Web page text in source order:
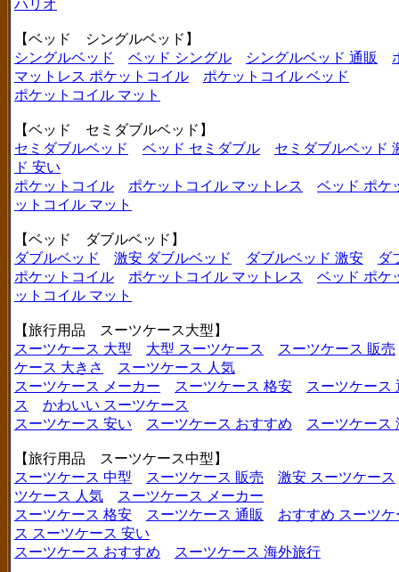
ハリオ
【ベッド シングルベッド】
シングルベッド
ベッド シングル シングルベッド 通販
マットレス ポケットコイル
ポケットコイル ベッド
ポケットコイル マット
【ベッド セミダブルベッド】
セミダブルベッド
ベッド セミダブル
セミダブルベッド
ド 安い
ポケットコイル
ポケットコイル マットレス
ベッド ポケ
ットコイル マット
【ベッド ダブルベッド】
ダブルベッド
激安 ダブルベッド ダブルベッド 激安
ダ
ポケットコイル
ポケットコイル マットレス
ベッド ポケ
ットコイル マット
【旅行用品 スーツケース大型】
スーツケース 大型
大型 スーツケース
スーツケース 販売
ケース 大きさ
スーツケース 人気
スーツケース メーカー
スーツケース 格安
スーツケース
ス
かわいい スーツケース
スーツケース 安い
スーツケース おすすめ スーツケース
【旅行用品 スーツケース中型】
スーツケース 中型
スーツケース 販売
激安 スーツケース
ツケース 人気
スーツケース メーカー
スーツケース 格安
スーツケース 通販
おすすめ スーツケ
ス スーツケース 安い
スーツケース おすすめ
スーツケース 海外旅行